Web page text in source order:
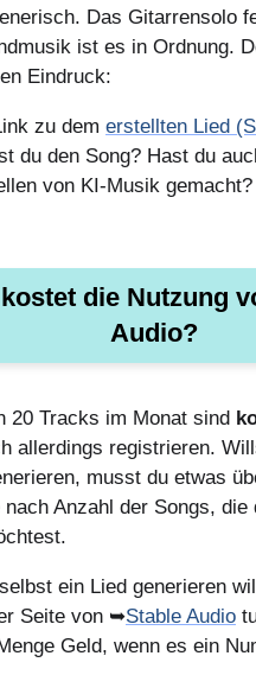
Das Gitarrensolo
ist es in Ordnung.
Eindruck:
zu dem erstellten Lied
du den Song? Hast du
von KI-Musik gemacht?
die Nutzung
Audio?
20 Tracks im Monat sind
allerdings registrieren.
musst du etwas
Anzahl der Songs, die
ein Lied generieren
Seite von ➥Stable Audio
Geld, wenn es ein